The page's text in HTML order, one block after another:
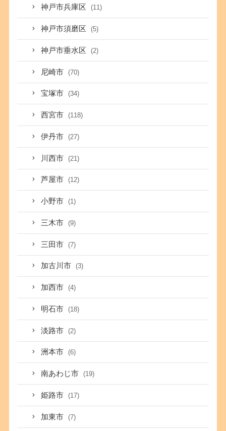
神戸市兵庫区 (11)
神戸市須磨区 (5)
神戸市垂水区 (2)
尼崎市 (70)
宝塚市 (34)
西宮市 (118)
伊丹市 (27)
川西市 (21)
芦屋市 (12)
小野市 (1)
三木市 (9)
三田市 (7)
加古川市 (3)
加西市 (4)
明石市 (18)
淡路市 (2)
洲本市 (6)
南あわじ市 (19)
姫路市 (17)
加東市 (7)